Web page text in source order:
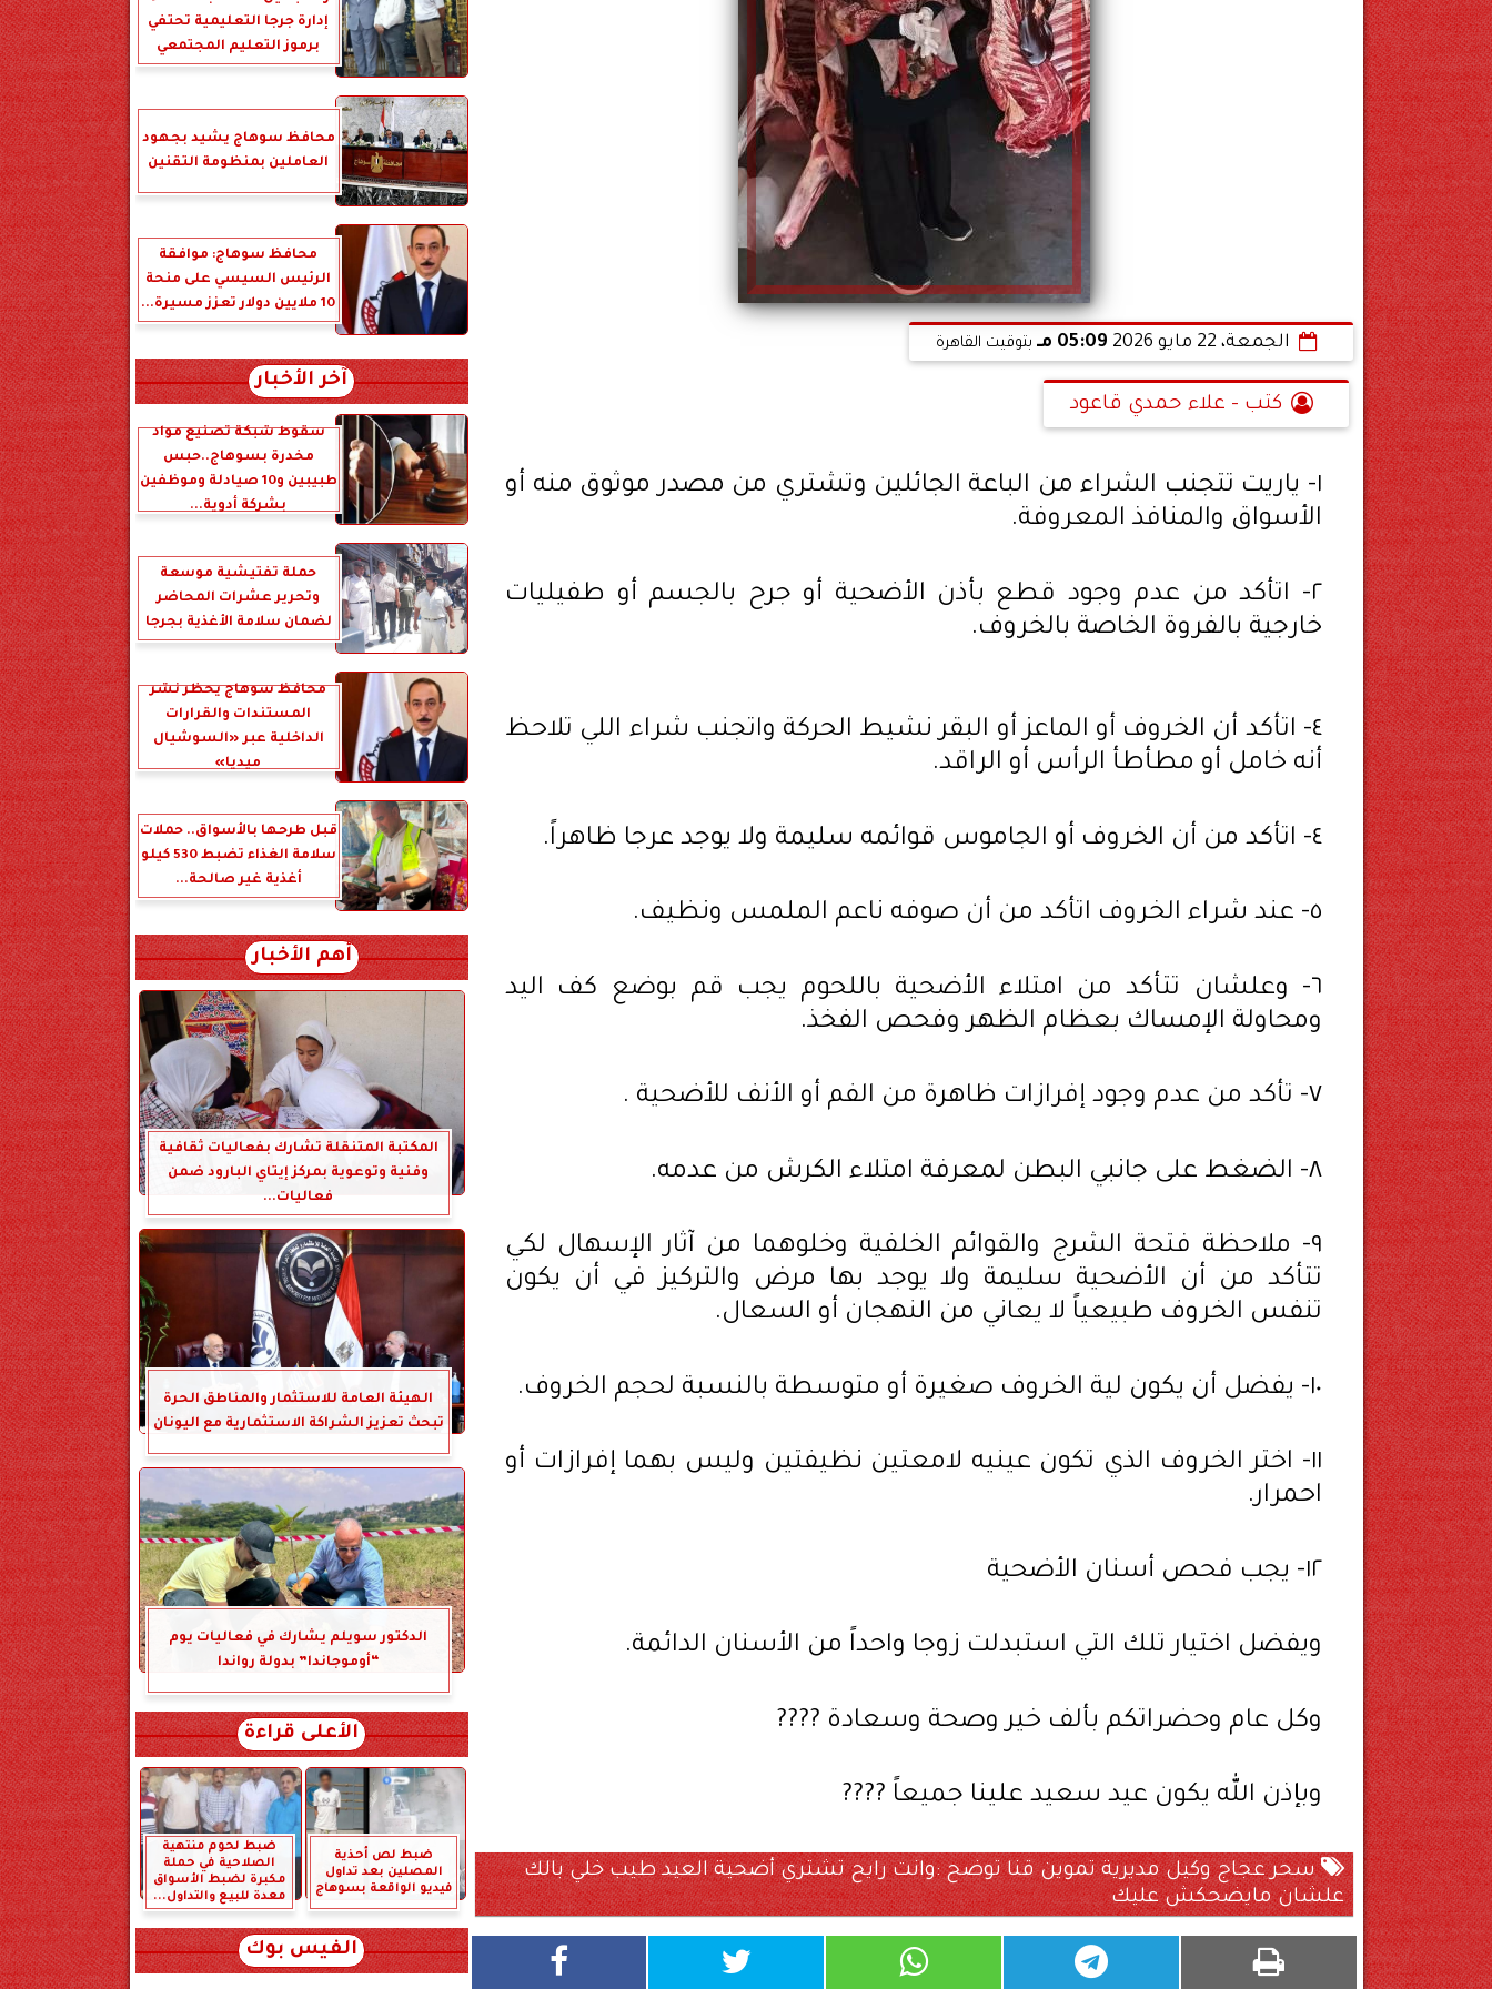
الجمعة، 22 مايو 2026 05:09 مـ بتوقيت القاهرة
كتب - علاء حمدي قاعود
١- ياريت تتجنب الشراء من الباعة الجائلين وتشتري من مصدر موثوق منه أو
الأسواق والمنافذ المعروفة.
٢- اتأكد من عدم وجود قطع بأذن الأضحية أو جرح بالجسم أو طفيليات
خارجية بالفروة الخاصة بالخروف.
٤- اتأكد أن الخروف أو الماعز أو البقر نشيط الحركة واتجنب شراء اللي تلاحظ
أنه خامل أو مطأطأ الرأس أو الراقد.
٤- اتأكد من أن الخروف أو الجاموس قوائمه سليمة ولا يوجد عرجا ظاهراً.
٥- عند شراء الخروف اتأكد من أن صوفه ناعم الملمس ونظيف.
٦- وعلشان تتأكد من امتلاء الأضحية باللحوم يجب قم بوضع كف اليد
ومحاولة الإمساك بعظام الظهر وفحص الفخذ.
٧- تأكد من عدم وجود إفرازات ظاهرة من الفم أو الأنف للأضحية .
٨- الضغط على جانبي البطن لمعرفة امتلاء الكرش من عدمه.
٩- ملاحظة فتحة الشرج والقوائم الخلفية وخلوهما من آثار الإسهال لكي
تتأكد من أن الأضحية سليمة ولا يوجد بها مرض والتركيز في أن يكون
تنفس الخروف طبيعياً لا يعاني من النهجان أو السعال.
١٠- يفضل أن يكون لية الخروف صغيرة أو متوسطة بالنسبة لحجم الخروف.
١١- اختر الخروف الذي تكون عينيه لامعتين نظيفتين وليس بهما إفرازات أو
احمرار.
١٢- يجب فحص أسنان الأضحية
ويفضل اختيار تلك التي استبدلت زوجا واحداً من الأسنان الدائمة.
وكل عام وحضراتكم بألف خير وصحة وسعادة ????
وبإذن الله يكون عيد سعيد علينا جميعاً ????
سحر عجاج وكيل مديرية تموين قنا توضح :وانت رايح تشتري أضحية العيد طيب خلي بالك
علشان مايضحكش عليك
إدارة جرجا التعليمية تحتفي
برموز التعليم المجتمعي
محافظ سوهاج يشيد بجهود
العاملين بمنظومة التقنين
محافظ سوهاج: موافقة
الرئيس السيسي على منحة
10 ملايين دولار تعزز مسيرة...
آخر الأخبار
سقوط شبكة تصنيع مواد
مخدرة بسوهاج..حبس
طبيبين و10 صيادلة وموظفين
بشركة أدوية...
حملة تفتيشية موسعة
وتحرير عشرات المحاضر
لضمان سلامة الأغذية بجرجا
محافظ سوهاج يحظر نشر
المستندات والقرارات
الداخلية عبر «السوشيال
ميديا»
قبل طرحها بالأسواق.. حملات
سلامة الغذاء تضبط 530 كيلو
أغذية غير صالحة...
أهم الأخبار
المكتبة المتنقلة تشارك بفعاليات ثقافية
وفنية وتوعوية بمركز إيتاي البارود ضمن
فعاليات...
الهيئة العامة للاستثمار والمناطق الحرة
تبحث تعزيز الشراكة الاستثمارية مع اليونان
الدكتور سويلم يشارك في فعاليات يوم
“أوموجاندا” بدولة رواندا
الأعلى قراءة
ضبط لص أحذية
المصلين بعد تداول
فيديو الواقعة بسوهاج
ضبط لحوم منتهية
الصلاحية في حملة
مكبرة لضبط الأسواق
معدة للبيع والتداول...
الفيس بوك